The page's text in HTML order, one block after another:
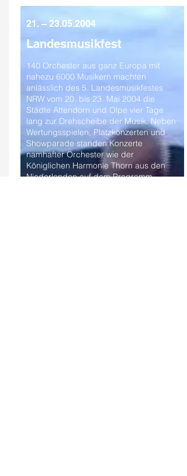
Landesmusikfest
140 Orchester aus ganz Europa mit
nahezu 6000 Musikern machten
anlässlich des 5. Landesmusikfestes
NRW vom 20. bis 23. Mai 2004 die
Städte Attendorn und Olpe vier Tage
lang zur Drehscheibe der Musik. Neben
Wertungsspielen, Platzkonzerten und
Showparade standen Konzerte
namhafter Orchester wie der
Königlichen Harmonie Thorn aus den
Niederlanden auf dem Programm.
21. – 23.05.2004